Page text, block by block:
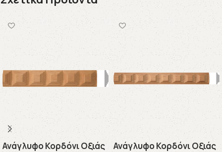
Ανάγλυφo Κορδόνι Οξιάς
Ανάγλυφo Κορδόνι Οξιάς